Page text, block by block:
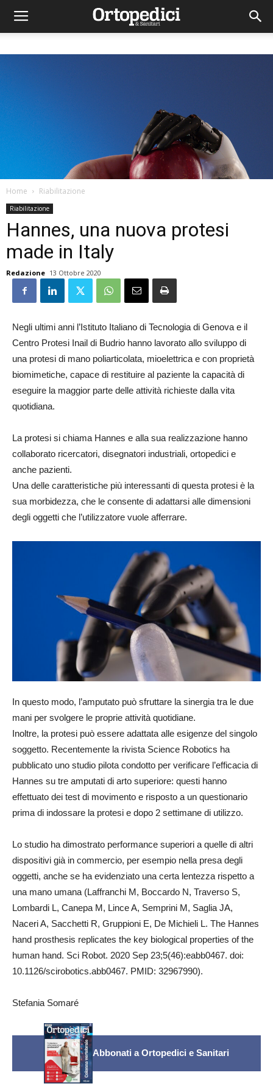
Home Riabilitazione
Riabilitazione
Hannes, una nuova protesi
made in Italy
Redazione 13 Ottobre 2020
Negli ultimi anni l’Istituto Italiano di Tecnologia di Genova e il
Centro Protesi Inail di Budrio hanno lavorato allo sviluppo di
una protesi di mano poliarticolata, mioelettrica e con proprietà
biomimetiche, capace di restituire al paziente la capacità di
eseguire la maggior parte delle attività richieste dalla vita
quotidiana.
La protesi si chiama Hannes e alla sua realizzazione hanno
collaborato ricercatori, disegnatori industriali, ortopedici e
anche pazienti.
Una delle caratteristiche più interessanti di questa protesi è la
sua morbidezza, che le consente di adattarsi alle dimensioni
degli oggetti che l’utilizzatore vuole afferrare.
In questo modo, l’amputato può sfruttare la sinergia tra le due
mani per svolgere le proprie attività quotidiane.
Inoltre, la protesi può essere adattata alle esigenze del singolo
soggetto. Recentemente la rivista Science Robotics ha
pubblicato uno studio pilota condotto per verificare l’efficacia di
Hannes su tre amputati di arto superiore: questi hanno
effettuato dei test di movimento e risposto a un questionario
prima di indossare la protesi e dopo 2 settimane di utilizzo.
Lo studio ha dimostrato performance superiori a quelle di altri
dispositivi già in commercio, per esempio nella presa degli
oggetti, anche se ha evidenziato una certa lentezza rispetto a
una mano umana (Laffranchi M, Boccardo N, Traverso S,
Lombardi L, Canepa M, Lince A, Semprini M, Saglia JA,
Naceri A, Sacchetti R, Gruppioni E, De Michieli L. The Hannes
hand prosthesis replicates the key biological properties of the
human hand. Sci Robot. 2020 Sep 23;5(46):eabb0467. doi:
10.1126/scirobotics.abb0467. PMID: 32967990).
Stefania Somaré
Abbonati a Ortopedici e Sanitari